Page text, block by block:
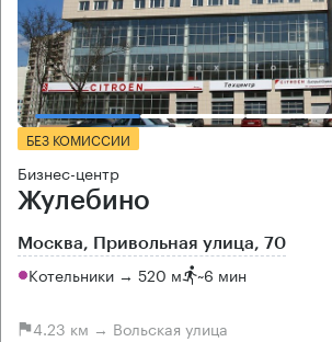
БЕЗ КОМИССИИ
Бизнес-центр
Жулебино
Москва, Привольная улица, 70
Котельники → 520 м ~6 мин
4.23 км → Вольская улица